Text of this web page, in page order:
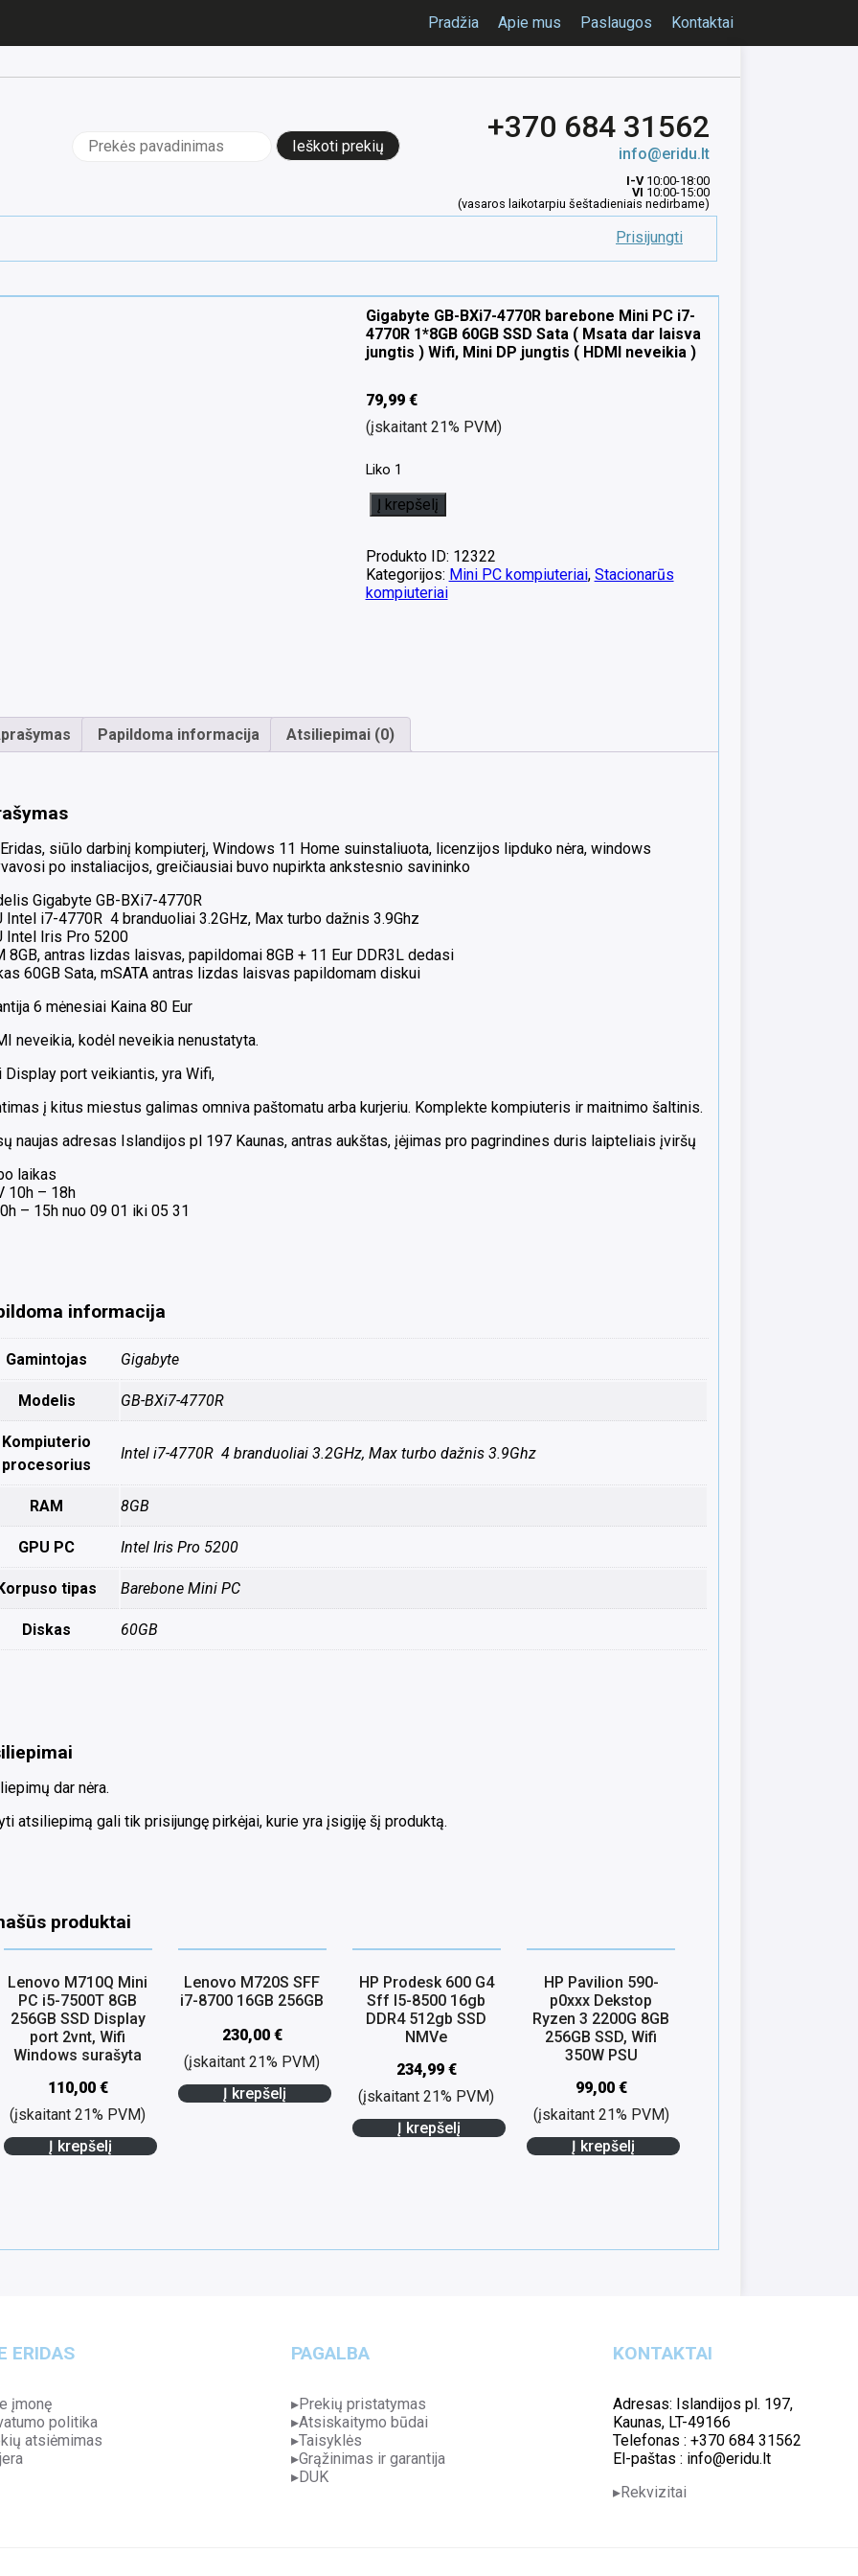
Pradžia Apie mus Paslaugos Kontaktai
Ieškoti: +370 684 31562
info@eridu.lt
I-V10:00-18:00
VI 10:00-15:00
(vasaros laikotarpiu šeštadieniais nedirbame)
Prisijungti
Gigabyte GB-BXi7-4770R barebone Mini PC i7-
4770R 1*8GB 60GB SSD Sata ( Msata dar laisva
jungtis ) Wifi, Mini DP jungtis ( HDMI neveikia )
79,99 €
(įskaitant 21% PVM)
Liko 1
produkto
kiekis:
GB-
BXi7-
4770R
60GB
SSD
Sata
jungtis
)
DP
(
HDMI
Į krepšelį
Produkto ID: 12322
Kategorijos: Mini PC kompiuteriai, Stacionarūs
kompiuteriai
Papildoma informacija Atsiliepimai (0)
siūlo darbinį kompiuterį, Windows 11 Home suinstaliuota, licenzijos lipduko nėra, windows
po instaliacijos, greičiausiai buvo nupirkta ankstesnio savininko
Gigabyte GB-BXi7-4770R
Intel i7-4770R 4 branduoliai 3.2GHz, Max turbo dažnis 3.9Ghz
Intel Iris Pro 5200
8GB, antras lizdas laisvas, papildomai 8GB + 11 Eur DDR3L dedasi
60GB Sata, mSATA antras lizdas laisvas papildomam diskui
6 mėnesiai Kaina 80 Eur
neveikia, kodėl neveikia nenustatyta.
Display port veikiantis, yra Wifi,
į kitus miestus galimas omniva paštomatu arba kurjeriu. Komplekte kompiuteris ir maitnimo šaltinis.
naujas adresas Islandijos pl 197 Kaunas, antras aukštas, įėjimas pro pagrindines duris laipteliais įviršų
laikas
10h – 18h
– 15h nuo 09 01 iki 05 31
informacija
Gamintojas Gigabyte
Modelis GB-BXi7-4770R
Kompiuterio
procesorius
Intel i7-4770R 4 branduoliai 3.2GHz, Max turbo dažnis 3.9Ghz
RAM 8GB
GPU PC Intel Iris Pro 5200
tipas Barebone Mini PC
Diskas 60GB
dar nėra.
atsiliepimą gali tik prisijungę pirkėjai, kurie yra įsigiję šį produktą.
produktai
Lenovo M710Q Mini
PC i5-7500T 8GB
256GB SSD Display
port 2vnt, Wifi
Windows surašyta
110,00 €
(įskaitant 21% PVM)
Į krepšelį
Lenovo M720S SFF
i7-8700 16GB 256GB
230,00 €
(įskaitant 21% PVM)
Į krepšelį
HP Prodesk 600 G4
Sff I5-8500 16gb
DDR4 512gb SSD
NMVe
234,99 €
(įskaitant 21% PVM)
Į krepšelį
HP Pavilion 590-
p0xxx Dekstop
Ryzen 3 2200G 8GB
256GB SSD, Wifi
350W PSU
99,00 €
(įskaitant 21% PVM)
Į krepšelį
ERIDAS
įmonę
politika
atsiėmimas
PAGALBA
Prekių pristatymas
Atsiskaitymo būdai
Taisyklės
Grąžinimas ir garantija
DUK
KONTAKTAI
Adresas: Islandijos pl. 197,
Kaunas, LT-49166
Telefonas : +370 684 31562
El-paštas : info@eridu.lt
Rekvizitai